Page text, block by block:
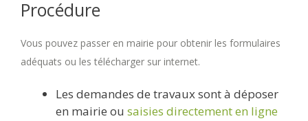
Procédure
Vous pouvez passer en mairie pour obtenir les formulaires
adéquats ou les télécharger sur internet.
Les demandes de travaux sont à déposer
en mairie ou saisies directement en ligne